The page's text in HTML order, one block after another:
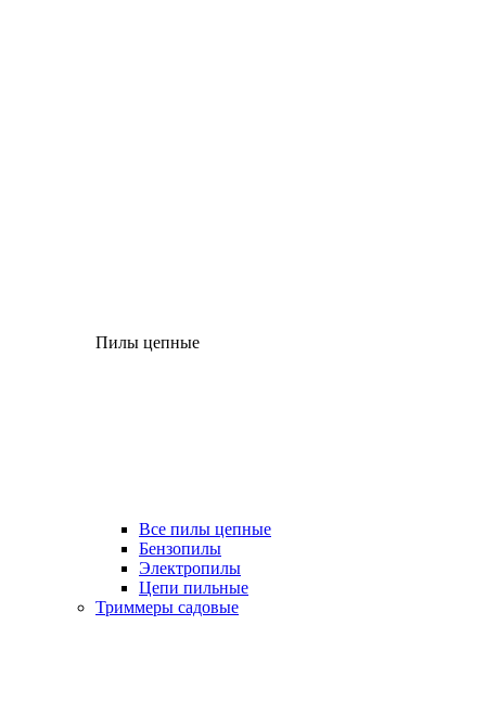
Пилы цепные
Все пилы цепные
Бензопилы
Электропилы
Цепи пильные
Триммеры садовые